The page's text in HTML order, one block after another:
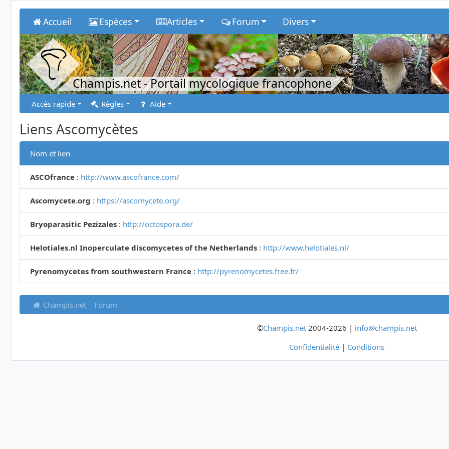
Accueil Espèces Articles Forum Divers
Champis.net- Portail mycologique francophone
Accès rapide Règles Aide
Liens Ascomycètes
Nom et lien
ASCOfrance : http://www.ascofrance.com/
Ascomycete.org : https://ascomycete.org/
Bryoparasitic Pezizales : http://octospora.de/
Helotiales.nl Inoperculate discomycetes of the Netherlands : http://www.helotiales.nl/
Pyrenomycetes from southwestern France : http://pyrenomycetes.free.fr/
Champis.net Forum
©Champis.net2004-2026 | info@champis.net
Confidentialité | Conditions